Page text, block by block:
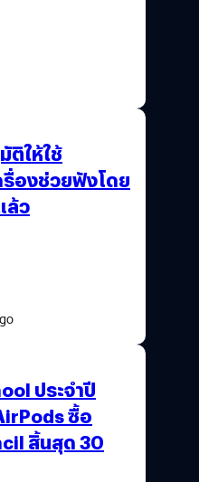
ติให้ใช้
รื่องช่วยฟังโดย
ล้ว
ประจำปี
ซื้อ
สิ้นสุด 30